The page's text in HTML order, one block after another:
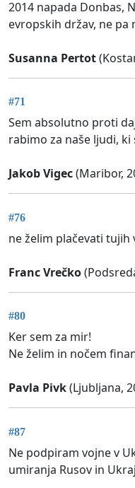
2014 napada Donbas,
evropskih držav, ne pa
Susanna Pertot
#71
Sem absolutno proti
rabimo za naše ljudi, ki
Jakob Vigec(Maribor,
#76
ne želim plačevati tujih
Franc Vrečko
#80
Ker sem za mir!
Ne želim in nočem
Pavla Pivk(Ljubljana,
#87
Ne podpiram vojne v
umiranja Rusov in